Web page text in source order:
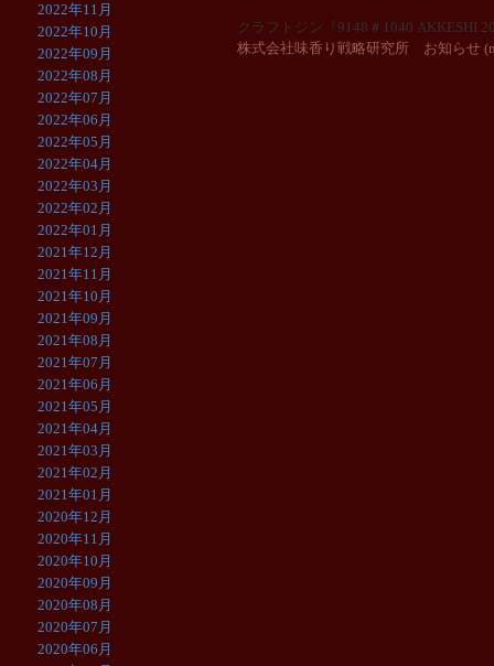
クラフトジン『9148＃1040 AKKESHI
株式会社味香り戦略研究所 お知らせ
2022年11月
2022年10月
2022年09月
2022年08月
2022年07月
2022年06月
2022年05月
2022年04月
2022年03月
2022年02月
2022年01月
2021年12月
2021年11月
2021年10月
2021年09月
2021年08月
2021年07月
2021年06月
2021年05月
2021年04月
2021年03月
2021年02月
2021年01月
2020年12月
2020年11月
2020年10月
2020年09月
2020年08月
2020年07月
2020年06月